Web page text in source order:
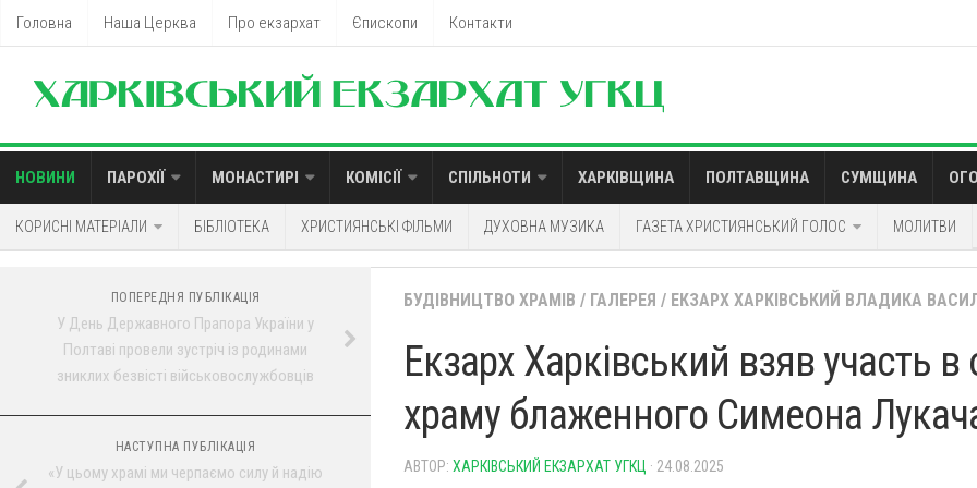
Головна Наша Церква Про екзархат Єпископи Контакти
НОВИНИ ПАРОХІЇ МОНАСТИРІ КОМІСІЇ СПІЛЬНОТИ ХАРКІВЩИНА ПОЛТАВЩИНА СУМЩИНА
КОРИСНІ МАТЕРІАЛИ БІБЛІОТЕКА ХРИСТИЯНСЬКІ ФІЛЬМИ ДУХОВНА МУЗИКА ГАЗЕТА ХРИСТИЯНСЬКИЙ ГОЛОС МОЛИТВИ
БУДІВНИЦТВО ХРАМІВ / ГАЛЕРЕЯ / ЕКЗАРХ ХАРКІВСЬКИЙ ВЛАДИКА
Екзарх Харківський взяв участь в
храму блаженного Симеона
АВТОР: ХАРКІВСЬКИЙ ЕКЗАРХАТ УГКЦ · 24.08.2025
ПОПЕРЕДНЯ ПУБЛІКАЦІЯ
У День Державного Прапора України у
Полтаві провели зустріч із родинами
зниклих безвісті військовослужбовців
НАСТУПНА ПУБЛІКАЦІЯ
«У цьому храмі ми черпаємо силу й надію